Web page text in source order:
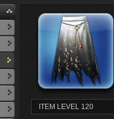
ITEM LEVEL 120